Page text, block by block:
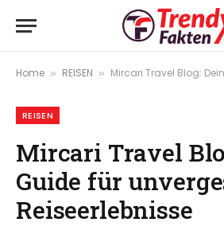
Home » REISEN » Mircari Travel Blog: Dein Guide
REISEN
Mircari Travel
Guide für
Reiseerlebnisse